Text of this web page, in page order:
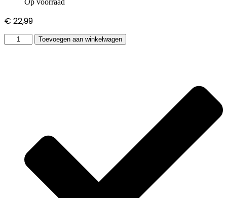
€ 22,99
Pavilion
Toevoegen aan winkelwagen